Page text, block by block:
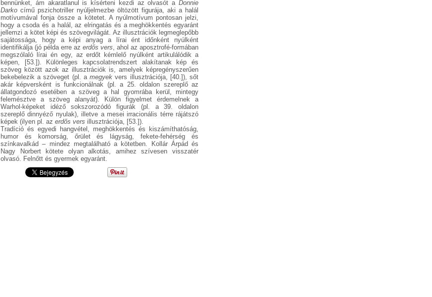
bennünket, ám akaratlanul is kísérteni kezdi az olvasót a Donnie
Darko című pszichotriller nyúljelmezbe öltözött figurája, aki a halál
motívumával fonja össze a kötetet. A nyúlmotívum pontosan jelzi,
hogy a csoda és a halál, az elringatás és a meghökkentés egyaránt
jellemzi a kötet képi és szövegvilágát. Az illusztrációk legmeglepőbb
sajátossága, hogy a képi anyag a lírai ént időnként nyúlként
identifikálja (jó példa erre az erdős vers, ahol az aposztrofé-formában
megszólaló lírai én egy, az erdőt kémlelő nyúlként artikulálódik a
képen, [53.]). Különleges kapcsolatrendszert alakítanak kép és
szöveg között azok az illusztrációk is, amelyek képregényszerűen
bekebelezik a szöveget (pl. amegyek vers illusztrációja, [40.]), sőt
akár képversként is funkcionálnak (pl. a 25. oldalon szereplő az
állatgondozó esetében a szöveg a hal gyomrába kerül, mintegy
felemésztve a szöveg alanyát). Külön figyelmet érdemelnek a
Warhol-képeket idéző sokszorozódó figurák (pl. a 39. oldalon
szereplő dinnyéző nyulak), illetve a mesei irracionális térre rájátszó
képek (ilyen pl. az erdős vers illusztrációja, [53.]).
Tradíció és egyedi hangvétel, meghökkentés és kiszámíthatóság,
humor és komorság, őrület és lágyság, fekete-fehérség és
színkavalkád – mindez megtalálható a kötetben. Kollár Árpád és
Nagy Norbert kötete olyan alkotás, amihez szívesen visszatér
olvasó. Felnőtt és gyermek egyaránt.